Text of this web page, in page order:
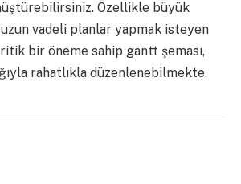
Özellikle büyük
vadeli planlar yapmak isteyen
bir öneme sahip gantt şeması,
rahatlıkla düzenlenebilmekte.